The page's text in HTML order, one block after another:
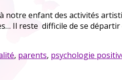
enfant des activités
Il reste difficile de se départir
, parents, psychologie